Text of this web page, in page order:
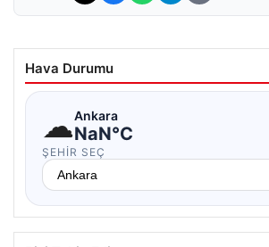
Hava Durumu
☁Ankara
NaN°C
ŞEHIR SEÇ